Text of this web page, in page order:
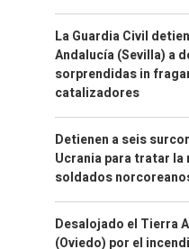
La Guardia Civil
Andalucía (Sevilla) a
sorprendidas in
catalizadores
Detienen a seis
Ucrania para tratar
soldados
Desalojado el Tierra
(Oviedo) por el